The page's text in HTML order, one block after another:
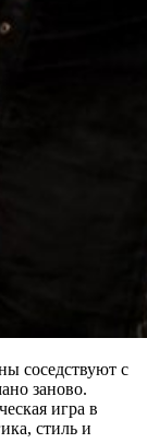
соседствуют с
заново.
игра в
стиль и